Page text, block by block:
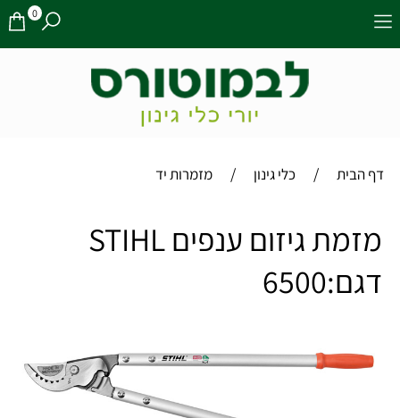
0
דף הבית / כלי גינון / מזמרות יד
מזמת גיזום ענפים STIHL
דגם:6500